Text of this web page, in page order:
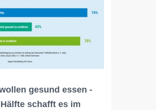
gesund essen -
schafft es im